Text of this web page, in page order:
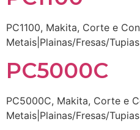
PC1100, Makita, Corte e
Metais|Plainas/Fresas/Tupias
PC5000C
PC5000C, Makita, Corte e
Metais|Plainas/Fresas/Tupias